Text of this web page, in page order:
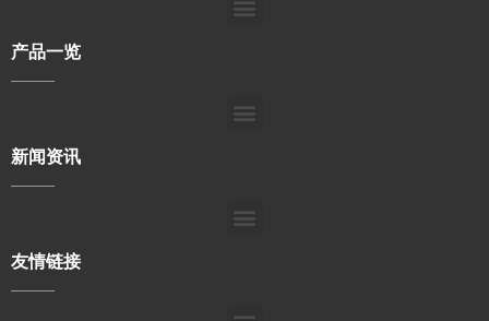
产品一览
新闻资讯
友情链接